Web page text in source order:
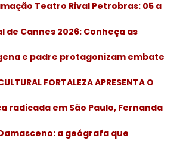
Teatro Rival Petrobras: 05 a
de Cannes 2026: Conheça as
e padre protagonizam embate
FORTALEZA APRESENTA O
radicada em São Paulo, Fernanda
a geógrafa que